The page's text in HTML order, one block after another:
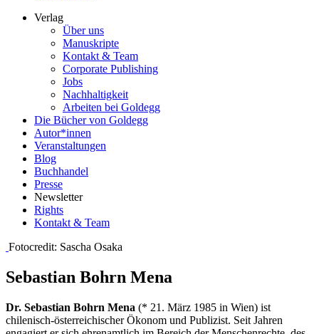
Verlag
Über uns
Manuskripte
Kontakt & Team
Corporate Publishing
Jobs
Nachhaltigkeit
Arbeiten bei Goldegg
Die Bücher von Goldegg
Autor*innen
Veranstaltungen
Blog
Buchhandel
Presse
Newsletter
Rights
Kontakt & Team
Fotocredit: Sascha Osaka
Sebastian Bohrn Mena
Dr. Sebastian Bohrn Mena (* 21. März 1985 in Wien) ist
chilenisch-österreichischer Ökonom und Publizist. Seit Jahren